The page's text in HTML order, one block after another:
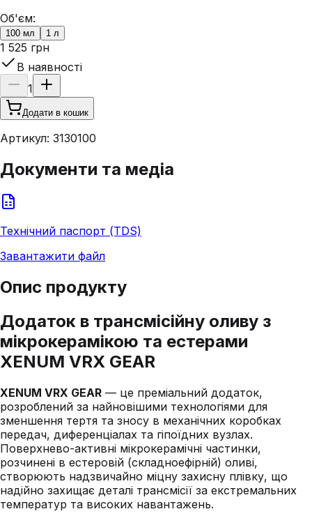
Об'єм:
100 мл 1 л
1 525 грн
В наявності
1
Додати в кошик
Артикул: 3130100
Документи та медіа
Технічний паспорт (TDS)
Завантажити файл
Опис продукту
Додаток в трансмісійну оливу з
мікрокерамікою та естерами
XENUM VRX GEAR
XENUM VRX GEAR — це преміальний додаток,
розроблений за найновішими технологіями для
зменшення тертя та зносу в механічних коробках
передач, диференціалах та гіпоїдних вузлах.
Поверхнево-активні мікрокерамічні частинки,
розчинені в естеровій (складноефірній) оливі,
створюють надзвичайно міцну захисну плівку, що
надійно захищає деталі трансмісії за екстремальних
температур та високих навантажень.